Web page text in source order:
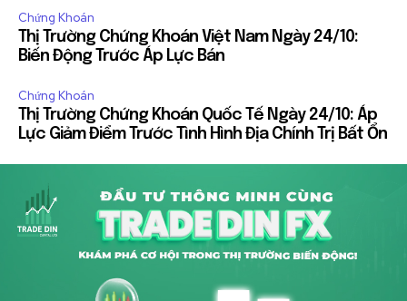
Chứng Khoán
Thị Trường Chứng Khoán Việt Nam Ngày 24/10:
Biến Động Trước Áp Lực Bán
Chứng Khoán
Thị Trường Chứng Khoán Quốc Tế Ngày 24/10: Áp
Lực Giảm Điểm Trước Tình Hình Địa Chính Trị Bất Ổn